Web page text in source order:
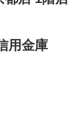
用金庫